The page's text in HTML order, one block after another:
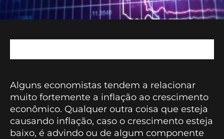
Alguns economistas tendem a relacionar
muito fortemente a inflação ao crescimento
econômico. Qualquer outra coisa que esteja
causando inflação, caso o crescimento esteja
baixo, é advindo ou de algum componente